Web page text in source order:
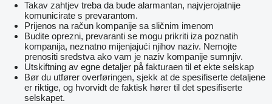
Takav zahtjev treba da bude alarmantan, najvjerojatnije
komunicirate s prevarantom.
Prijenos na račun kompanije sa sličnim imenom
Budite oprezni, prevaranti se mogu prikriti iza poznatih
kompanija, neznatno mijenjajući njihov naziv. Nemojte
prenositi sredstva ako vam je naziv kompanije sumnjiv.
Utskiftning av egne detaljer på fakturaen til et ekte selskap
Bør du utfører overføringen, sjekk at de spesifiserte detaljene
er riktige, og hvorvidt de faktisk hører til det spesifiserte
selskapet.